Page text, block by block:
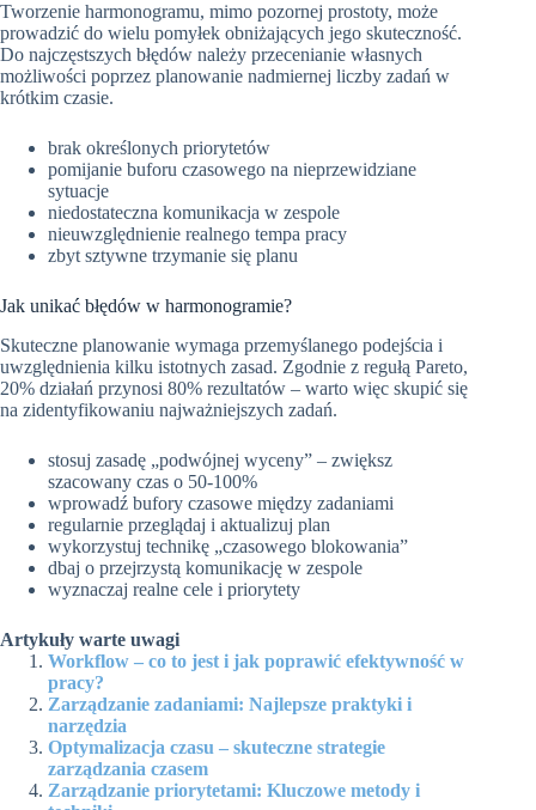
Tworzenie harmonogramu, mimo pozornej prostoty, może
prowadzić do wielu pomyłek obniżających jego skuteczność.
Do najczęstszych błędów należy przecenianie własnych
możliwości poprzez planowanie nadmiernej liczby zadań w
krótkim czasie.
brak określonych priorytetów
pomijanie buforu czasowego na nieprzewidziane
sytuacje
niedostateczna komunikacja w zespole
nieuwzględnienie realnego tempa pracy
zbyt sztywne trzymanie się planu
Jak unikać błędów w harmonogramie?
Skuteczne planowanie wymaga przemyślanego podejścia i
uwzględnienia kilku istotnych zasad. Zgodnie z regułą Pareto,
20% działań przynosi 80% rezultatów – warto więc skupić się
na zidentyfikowaniu najważniejszych zadań.
stosuj zasadę „podwójnej wyceny” – zwiększ
szacowany czas o 50-100%
wprowadź bufory czasowe między zadaniami
regularnie przeglądaj i aktualizuj plan
wykorzystuj technikę „czasowego blokowania”
dbaj o przejrzystą komunikację w zespole
wyznaczaj realne cele i priorytety
Artykuły warte uwagi
Workflow – co to jest i jak poprawić efektywność w
pracy?
Zarządzanie zadaniami: Najlepsze praktyki i
narzędzia
Optymalizacja czasu – skuteczne strategie
zarządzania czasem
Zarządzanie priorytetami: Kluczowe metody i